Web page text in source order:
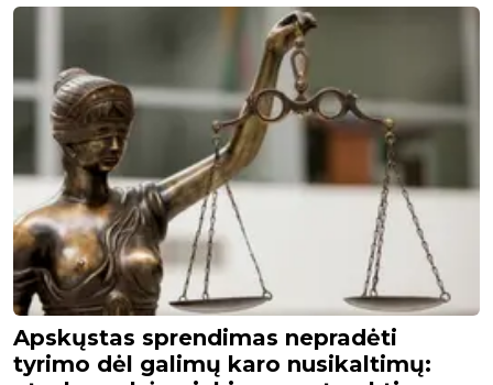
Apskųstas sprendimas nepradėti
tyrimo dėl galimų karo nusikaltimų: